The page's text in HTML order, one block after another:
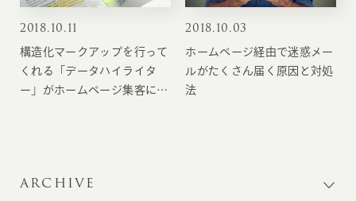
2018.10.11
構造化マークアップを行って
くれる「データハイライタ
ー」がホームページ集客にも
2018.10.03
ホームページ経由で迷惑メー
ルがたくさん届く原因と対処
法
ARCHIVE